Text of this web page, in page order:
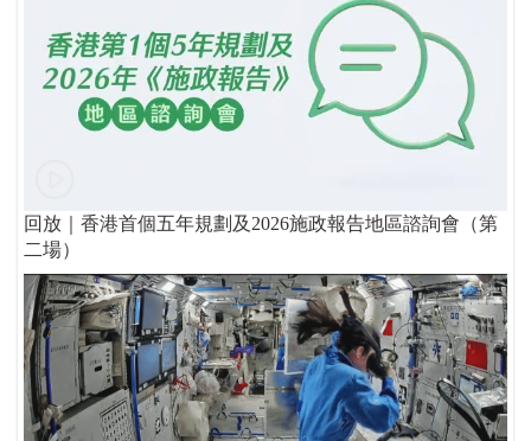
回放｜香港首個五年規劃及2026施政報告地區諮詢會（第
二場）